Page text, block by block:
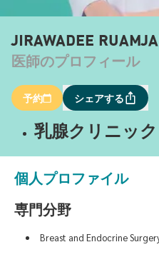
JIRAWADEE
医師のプロフィール
予約 シェアする
乳腺クリニック
個人プロファイル
専門分野
Breast and Endocrine